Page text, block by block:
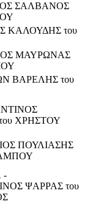
ΣΑΛΒΑΝΟΣ
ΚΑΛΟΥΔΗΣ του
ΜΑΥΡΩΝΑΣ
ΒΑΡΕΛΗΣ του
ΧΡΗΣΤΟΥ
ΠΟΥΛΙΑΣΗΣ
-
ΨΑΡΡΑΣ του